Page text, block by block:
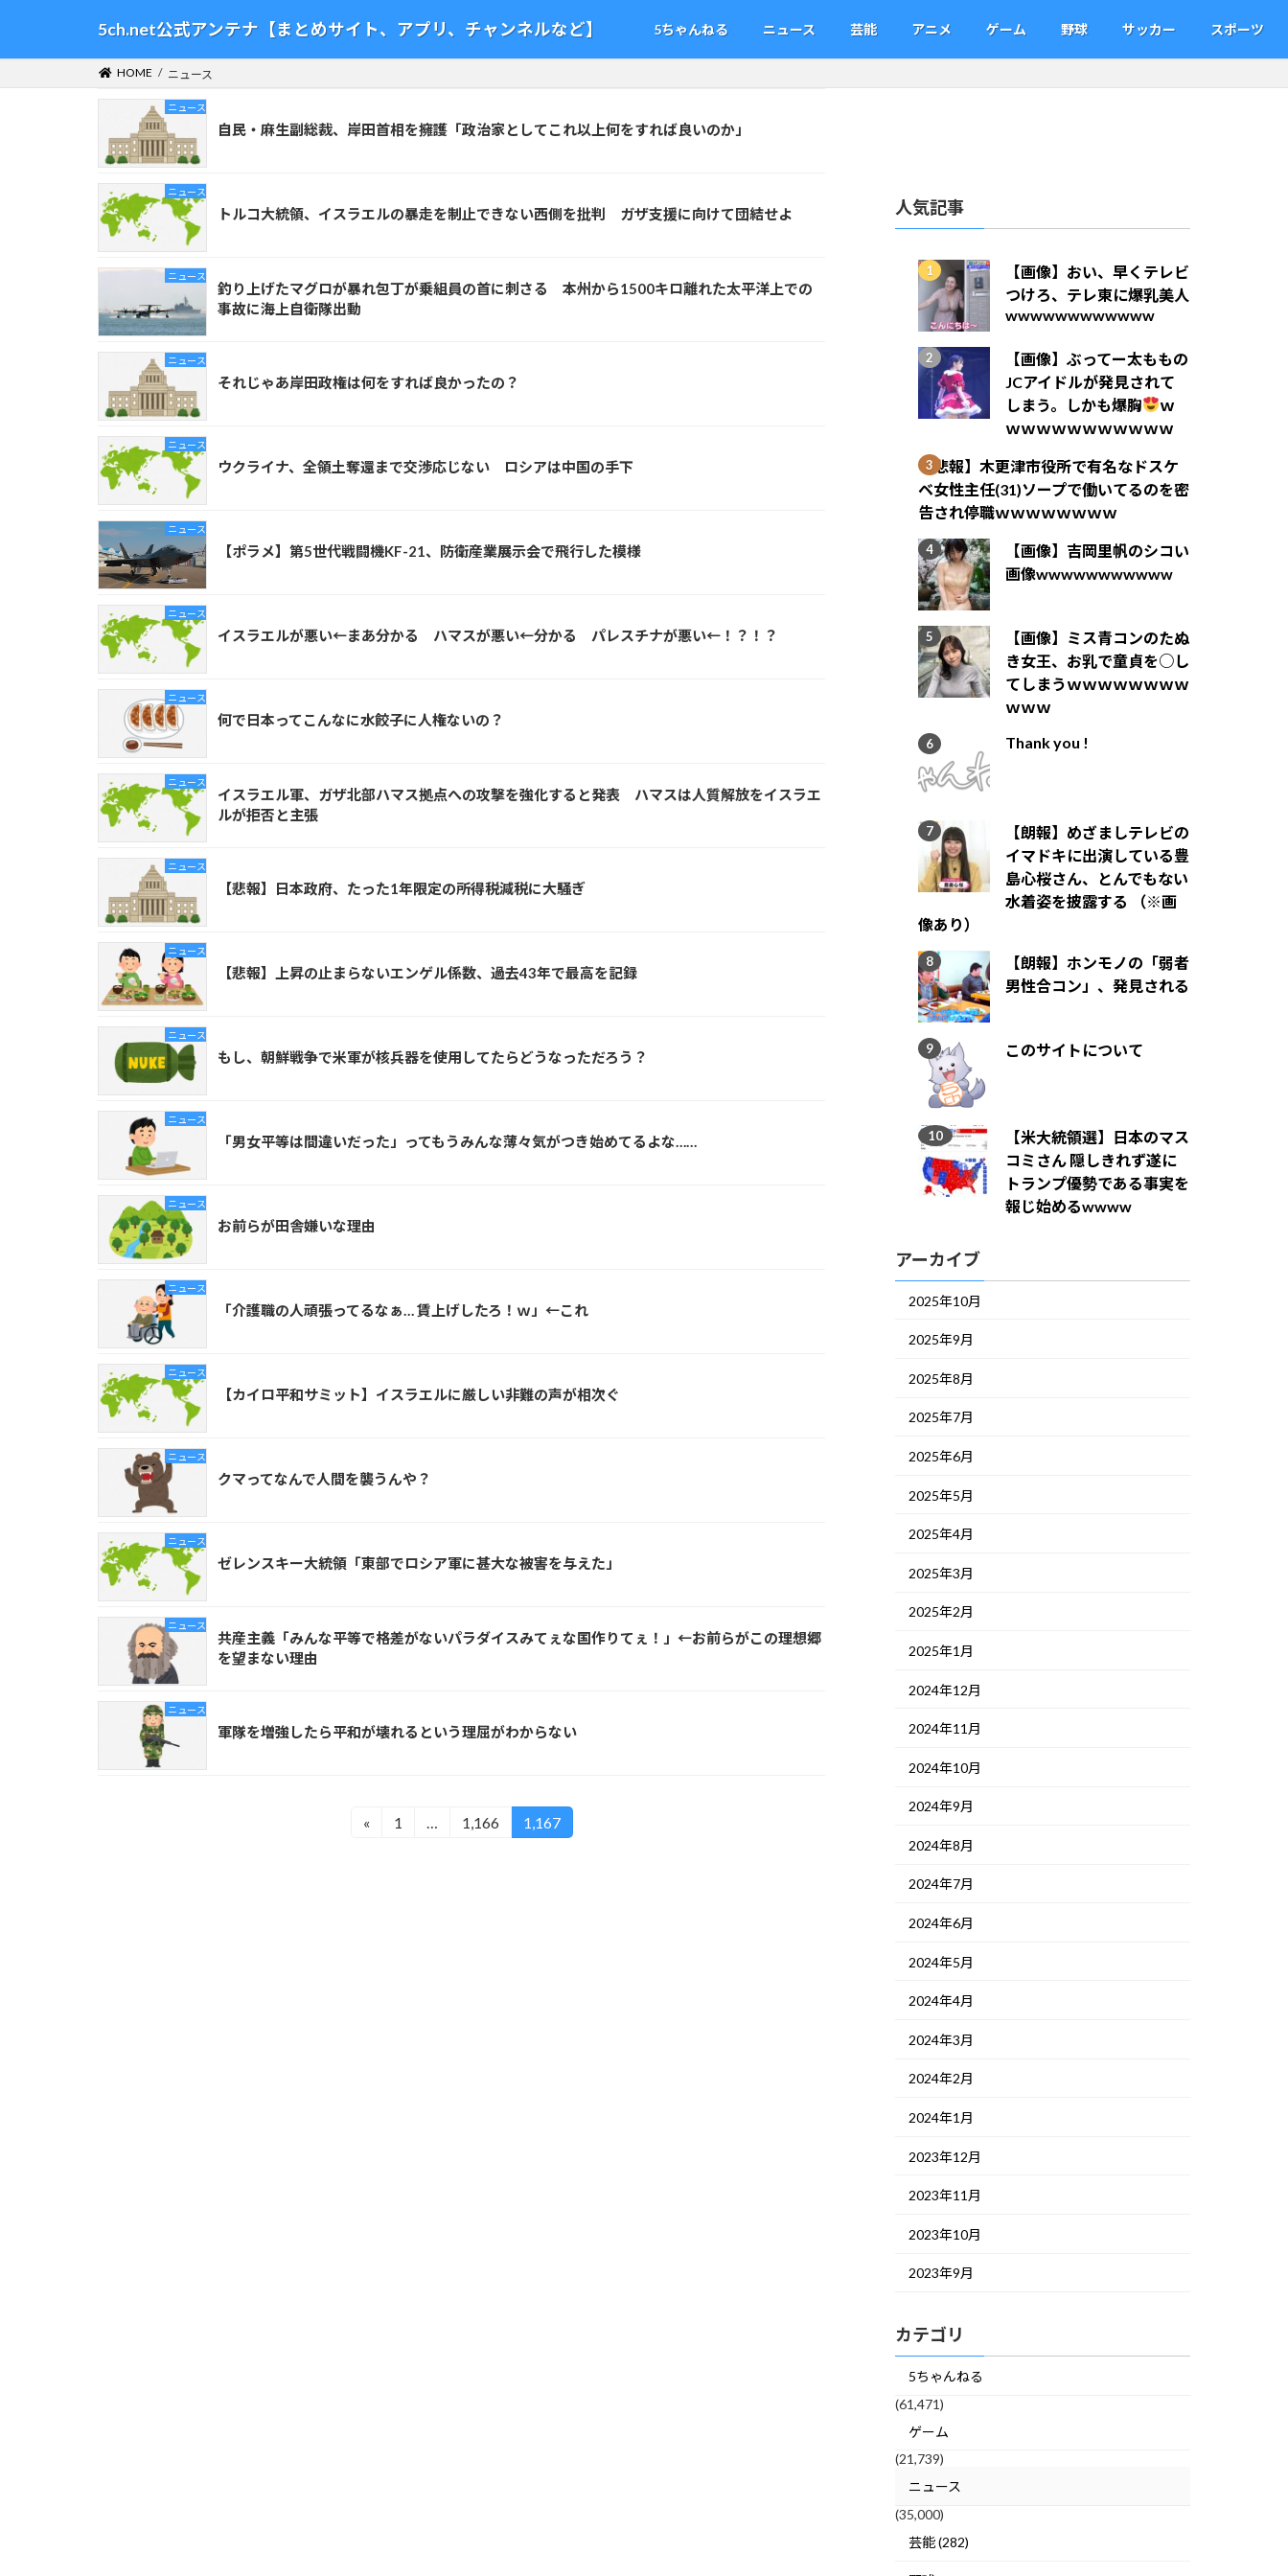
テ
ゲ
5ch.net公式アンテナ【まとめサイト、アプリ、チャンネルなど】 5ちゃんねる ニュース 芸能 アニメ ゲーム 野球 サッカー スポーツ
HOME ニュース
ニュース
自民・麻生副総裁、岸田首相を擁護「政治家としてこれ以上何をすれば良いのか」
ニュース
トルコ大統領、イスラエルの暴走を制止できない西側を批判 ガザ支援に向けて団結せよ
ニュース
釣り上げたマグロが暴れ包丁が乗組員の首に刺さる 本州から1500キロ離れた太平洋上での
事故に海上自衛隊出動
ニュース
それじゃあ岸田政権は何をすれば良かったの？
ニュース
ウクライナ、全領土奪還まで交渉応じない ロシアは中国の手下
ニュース
【ポラメ】第5世代戦闘機KF-21、防衛産業展示会で飛行した模様
ニュース
イスラエルが悪い←まあ分かる ハマスが悪い←分かる パレスチナが悪い←！？！？
ニュース
何で日本ってこんなに水餃子に人権ないの？
ニュース
イスラエル軍、ガザ北部ハマス拠点への攻撃を強化すると発表 ハマスは人質解放をイスラエ
ルが拒否と主張
ニュース
【悲報】日本政府、たった1年限定の所得税減税に大騒ぎ
ニュース
【悲報】上昇の止まらないエンゲル係数、過去43年で最高を記録
ニュース
もし、朝鮮戦争で米軍が核兵器を使用してたらどうなっただろう？
ニュース
「男女平等は間違いだった」ってもうみんな薄々気がつき始めてるよな……
ニュース
お前らが田舎嫌いな理由
ニュース
「介護職の人頑張ってるなぁ… 賃上げしたろ！ｗ」←これ
ニュース
【カイロ平和サミット】イスラエルに厳しい非難の声が相次ぐ
ニュース
クマってなんで人間を襲うんや？
ニュース
ゼレンスキー大統領「東部でロシア軍に甚大な被害を与えた」
ニュース
共産主義「みんな平等で格差がないパラダイスみてぇな国作りてぇ！」←お前らがこの理想郷
を望まない理由
ニュース
軍隊を増強したら平和が壊れるという理屈がわからない
«
固
1
固
1,166
固
1,167
人気記事
【画像】おい、早くテレビ
つけろ、テレ東に爆乳美人
wwwwwwwwwwww
【画像】ぶってー太ももの
JCアイドルが発見されて
しまう。しかも爆胸
ｗ
ｗｗｗｗｗｗｗｗｗｗｗ
【悲報】木更津市役所で有名なドスケ
ベ女性主任(31)ソープで働いてるのを密
告され停職ｗｗｗｗｗｗｗｗ
【画像】吉岡里帆のシコい
画像wwwwwwwwwww
【画像】ミス青コンのたぬ
き女王、お乳で童貞を○し
てしまうｗｗｗｗｗｗｗｗ
ｗｗｗ
Thank you !
【朗報】めざましテレビの
イマドキに出演している豊
島心桜さん、とんでもない
水着姿を披露する （※画
像あり）
【朗報】ホンモノの「弱者
男性合コン」、発見される
このサイトについて
【米大統領選】日本のマス
コミさん 隠しきれず遂に
トランプ優勢である事実を
報じ始めるwwww
アーカイブ
2025年10月
2025年9月
2025年8月
2025年7月
2025年6月
2025年5月
2025年4月
2025年3月
2025年2月
2025年1月
2024年12月
2024年11月
2024年10月
2024年9月
2024年8月
2024年7月
2024年6月
2024年5月
2024年4月
2024年3月
2024年2月
2024年1月
2023年12月
2023年11月
2023年10月
2023年9月
カテゴリ
5ちゃんねる
(61,471)
ゲーム
(21,739)
ニュース
(35,000)
芸能 (282)